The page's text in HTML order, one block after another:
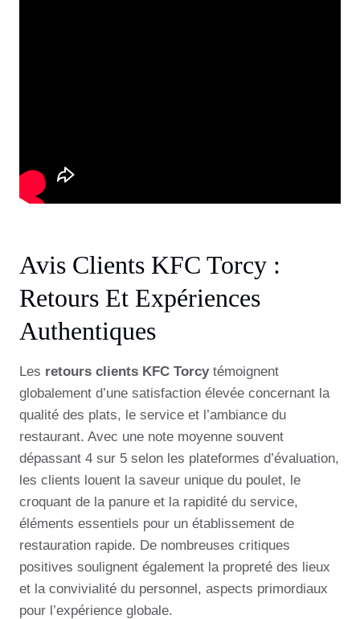
Avis Clients KFC Torcy :
Retours Et Expériences
Authentiques
Les retours clients KFC Torcytémoignent
globalement d’une satisfaction élevée concernant la
qualité des plats, le service et l’ambiance du
restaurant. Avec une note moyenne souvent
dépassant 4 sur 5 selon les plateformes d’évaluation,
les clients louent la saveur unique du poulet, le
croquant de la panure et la rapidité du service,
éléments essentiels pour un établissement de
restauration rapide. De nombreuses critiques
positives soulignent également la propreté des lieux
et la convivialité du personnel, aspects primordiaux
pour l’expérience globale.